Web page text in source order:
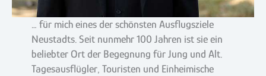
… für mich eines der schönsten Ausflugsziele
Neustadts. Seit nunmehr 100 Jahren ist sie ein
beliebter Ort der Begegnung für Jung und Alt.
Tagesausflügler, Touristen und Einheimische